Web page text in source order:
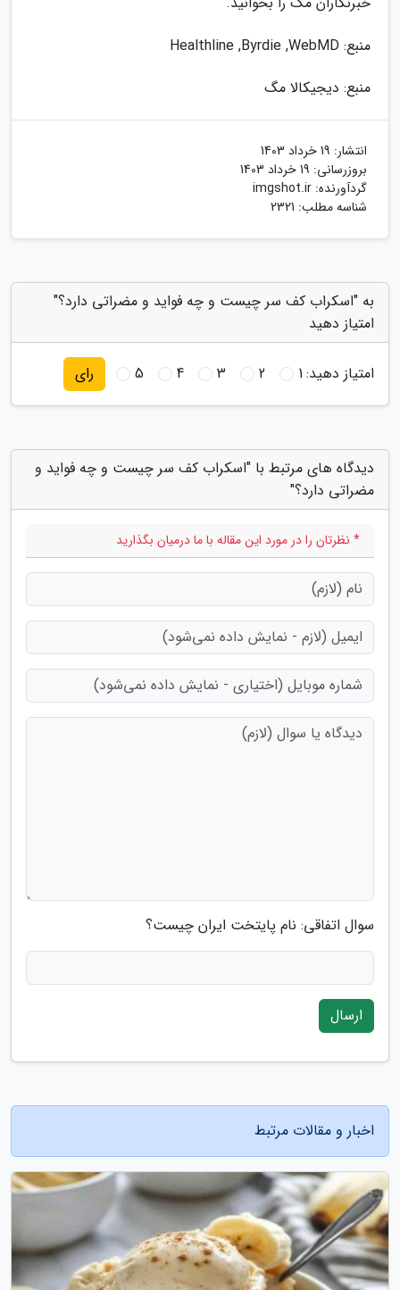
منبع: Healthline ,Byrdie ,WebMD
منبع: دیجیکالا مگ
انتشار: 19 خرداد 1403
بروزرسانی: 19 خرداد 1403
گردآورنده: imgshot.ir
شناسه مطلب: 2321
به "اسکراب کف سر چیست و چه فواید و مضراتی دارد؟"
امتیاز دهید
امتیاز دهید:1
2
3
4
5 رای
دیدگاه های مرتبط با "اسکراب کف سر چیست و چه فواید و
مضراتی دارد؟"
* نظرتان را در مورد این مقاله با ما درمیان بگذارید
سوال اتفاقی: نام پایتخت ایران چیست؟
ارسال
اخبار و مقالات مرتبط